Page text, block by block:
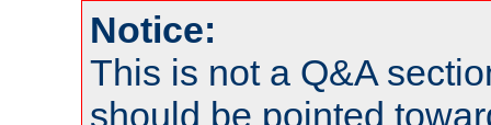
Notice:
This is not a Q&A
should be pointed